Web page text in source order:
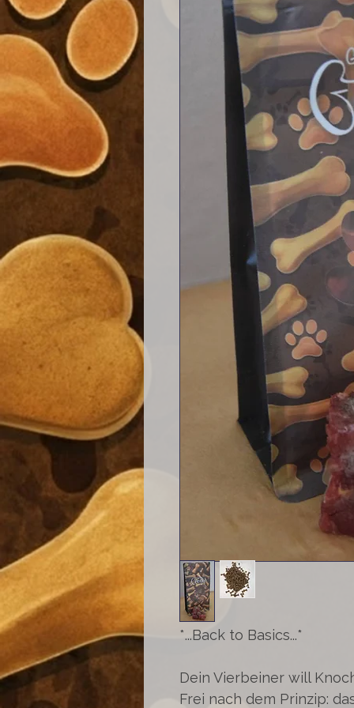
*...Back to Basics...*
Dein Vierbeiner will
Frei nach dem Prinzip: